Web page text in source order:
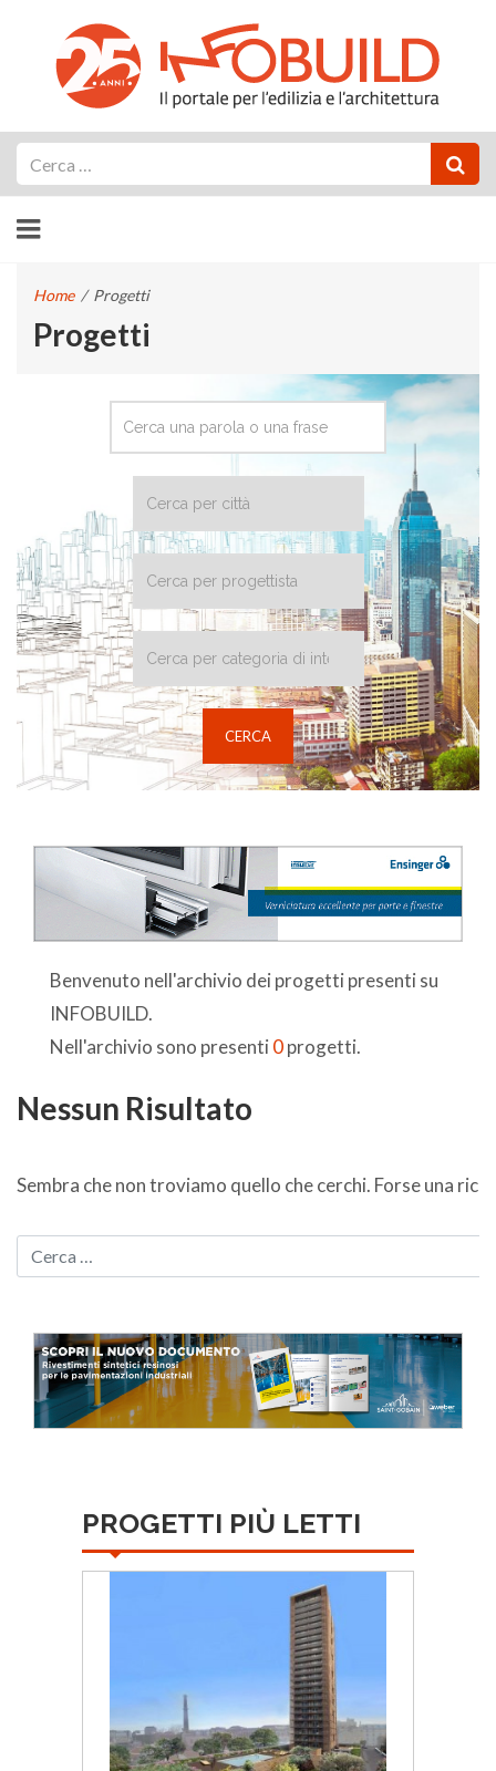
Home / Progetti
Progetti
Benvenuto nell'archivio dei progetti presenti su
INFOBUILD.
Nell'archivio sono presenti 0progetti.
Nessun Risultato
Sembra che non troviamo quello che cerchi. Forse una
PROGETTI PIÙ LETTI